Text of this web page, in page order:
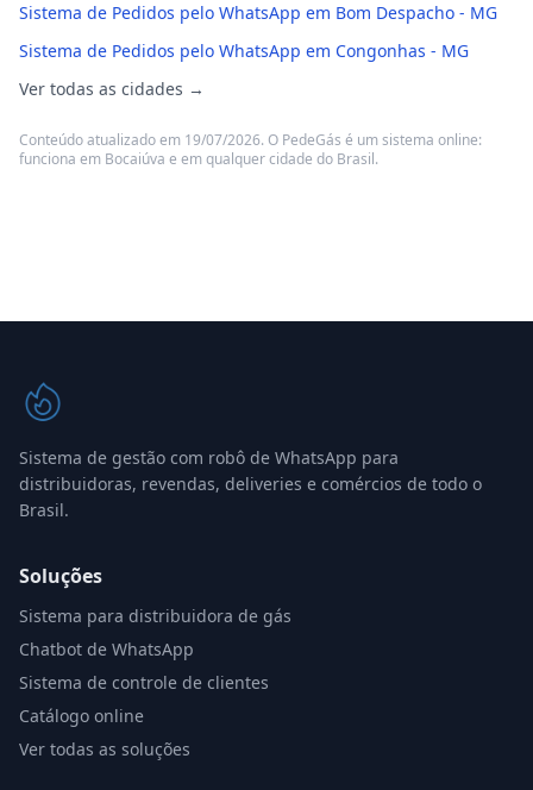
Sistema de Pedidos pelo WhatsApp em Bom Despacho - MG
Sistema de Pedidos pelo WhatsApp em Congonhas - MG
Ver todas as cidades →
Conteúdo atualizado em 19/07/2026. O PedeGás é um sistema online:
funciona em Bocaiúva e em qualquer cidade do Brasil.
Sistema de gestão com robô de WhatsApp para
distribuidoras, revendas, deliveries e comércios de todo o
Brasil.
Soluções
Sistema para distribuidora de gás
Chatbot de WhatsApp
Sistema de controle de clientes
Catálogo online
Ver todas as soluções